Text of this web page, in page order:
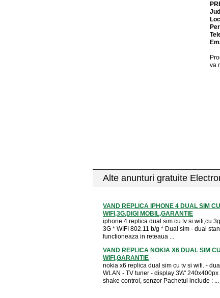
va
Alte anunturi gratuite
VAND REPLICA IPHONE 4 DUAL SIM CU
WIFI,3G,DIGI MOBIL,GARANTIE
iphone 4 replica dual sim cu tv si wifi,cu
3G * WIFI 802.11 b/g * Dual sim - dual
functioneaza in reteaua ...
VAND REPLICA NOKIA X6 DUAL SIM
WIFI,GARANTIE
nokia x6 replica dual sim cu tv si wifi. -
WLAN - TV tuner - display 3\\\" 240x400px
shake control, senzor Pachetul include : ...